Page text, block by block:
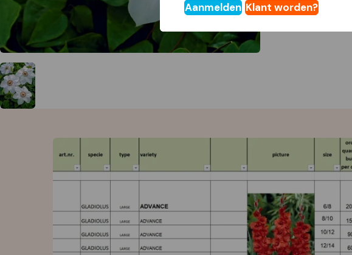
Aanmelden Klant worden?